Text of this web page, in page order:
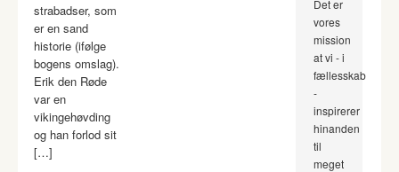
strabadser, som
er en sand
historie (ifølge
bogens omslag).
Erik den Røde
var en
vikingehøvding
og han forlod sit
[…]
Det er
vores
mission
at vi - i
fællesskab
-
inspirerer
hinanden
til
meget